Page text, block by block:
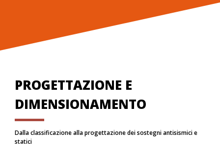
PROGETTAZIONE E
DIMENSIONAMENTO
Dalla classificazione alla progettazione dei sostegni antisismici e
statici